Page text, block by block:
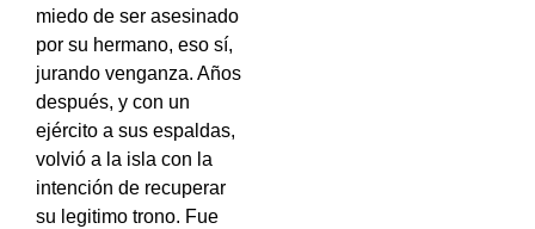
miedo de ser asesinado
por su hermano, eso sí,
jurando venganza. Años
después, y con un
ejército a sus espaldas,
volvió a la isla con la
intención de recuperar
su legitimo trono. Fue